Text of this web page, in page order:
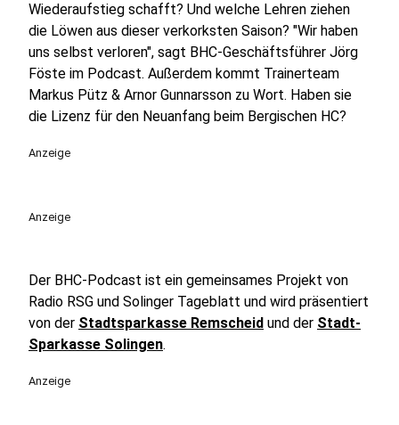
Wiederaufstieg schafft? Und welche Lehren ziehen
die Löwen aus dieser verkorksten Saison? "Wir haben
uns selbst verloren", sagt BHC-Geschäftsführer Jörg
Föste im Podcast. Außerdem kommt Trainerteam
Markus Pütz & Arnor Gunnarsson zu Wort. Haben sie
die Lizenz für den Neuanfang beim Bergischen HC?
Anzeige
Anzeige
Der BHC-Podcast ist ein gemeinsames Projekt von
Radio RSG und Solinger Tageblatt und wird präsentiert
von der Stadtsparkasse Remscheid und der Stadt-
Sparkasse Solingen.
Anzeige